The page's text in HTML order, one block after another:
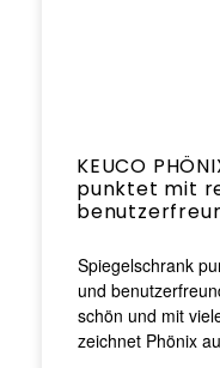
KEUCO
punktet mit
Spiegelschrank
und
schön und mit
zeichnet Phönix